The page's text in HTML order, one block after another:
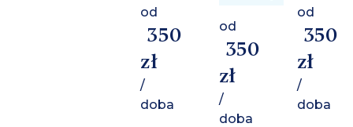
od
350
zł
/
doba
od
350
zł
/
doba
od
350
zł
/
doba